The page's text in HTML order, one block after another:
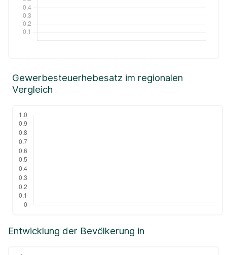
Entwicklung der Bevölkerung in
Gewerbesteuerhebesatz im regionalen
Vergleich